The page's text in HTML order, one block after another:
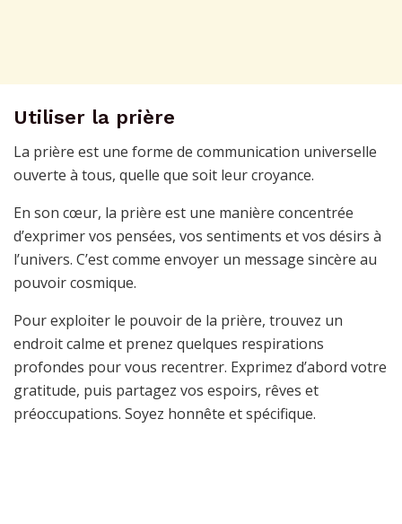
Utiliser la prière
La prière est une forme de communication universelle
ouverte à tous, quelle que soit leur croyance.
En son cœur, la prière est une manière concentrée
d’exprimer vos pensées, vos sentiments et vos désirs à
l’univers. C’est comme envoyer un message sincère au
pouvoir cosmique.
Pour exploiter le pouvoir de la prière, trouvez un
endroit calme et prenez quelques respirations
profondes pour vous recentrer. Exprimez d’abord votre
gratitude, puis partagez vos espoirs, rêves et
préoccupations. Soyez honnête et spécifique.